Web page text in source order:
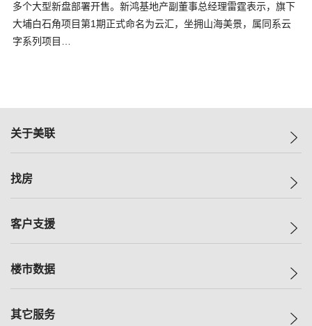
多个大型新盘部署开售。新鸿基地产副董事总经理雷霆表示，旗下
大埔白石角项目第1期正式命名为云汇，坐拥山海美景，属同系云
字系列项目…
关于美联
美联集团
人才招募
找房
一手新房
减价
美联豪宅
客户支援
自助放盘
查询热线
楼市数据
指数
其它服务